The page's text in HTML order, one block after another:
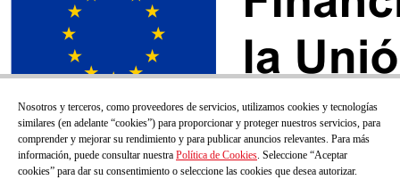
Nosotros y terceros, como proveedores de servicios, utilizamos cookies y tecnologías
similares (en adelante “cookies”) para proporcionar y proteger nuestros servicios, para
comprender y mejorar su rendimiento y para publicar anuncios relevantes. Para más
información, puede consultar nuestra Política de Cookies. Seleccione “Aceptar
cookies” para dar su consentimiento o seleccione las cookies que desea autorizar.